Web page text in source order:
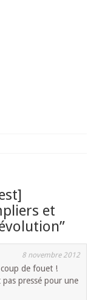
et
”
8 novembre 2012
de fouet !
pas pressé pour une